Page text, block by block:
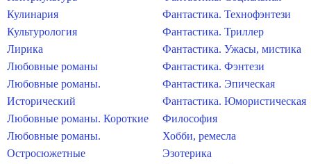
Кулинария
Культурология
Лирика
Любовные романы
Любовные романы.
Исторический
Любовные романы. Короткие
Любовные романы.
Остросюжетные
Фантастика. Технофэнтези
Фантастика. Триллер
Фантастика. Ужасы, мистика
Фантастика. Фэнтези
Фантастика. Эпическая
Фантастика. Юмористическая
Философия
Хобби, ремесла
Эзотерика